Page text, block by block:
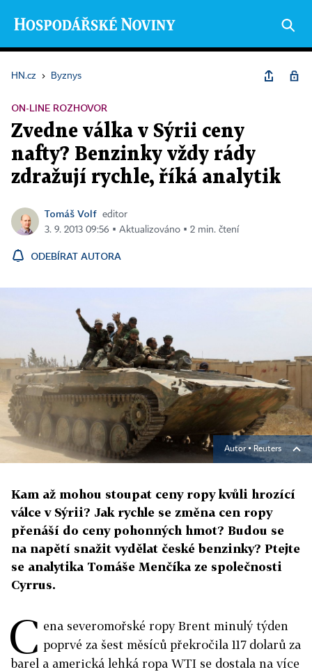
HN.cz › Byznys
ON-LINE ROZHOVOR
Zvedne válka v Sýrii ceny
nafty? Benzinky vždy rády
zdražují rychle, říká analytik
Tomáš Volf editor
3. 9. 2013 09:56 ▪ Aktualizováno ▪ 2 min. čtení
ODEBÍRAT AUTORA
Autor ▪ Reuters
Kam až mohou stoupat ceny ropy kvůli hrozící
válce v Sýrii? Jak rychle se změna cen ropy
přenáší do ceny pohonných hmot? Budou se
na napětí snažit vydělat české benzinky? Ptejte
se analytika Tomáše Menčíka ze společnosti
Cyrrus.
C ena severomořské ropy Brent minulý týden
poprvé za šest měsíců překročila 117 dolarů za
barel a americká lehká ropa WTI se dostala na více